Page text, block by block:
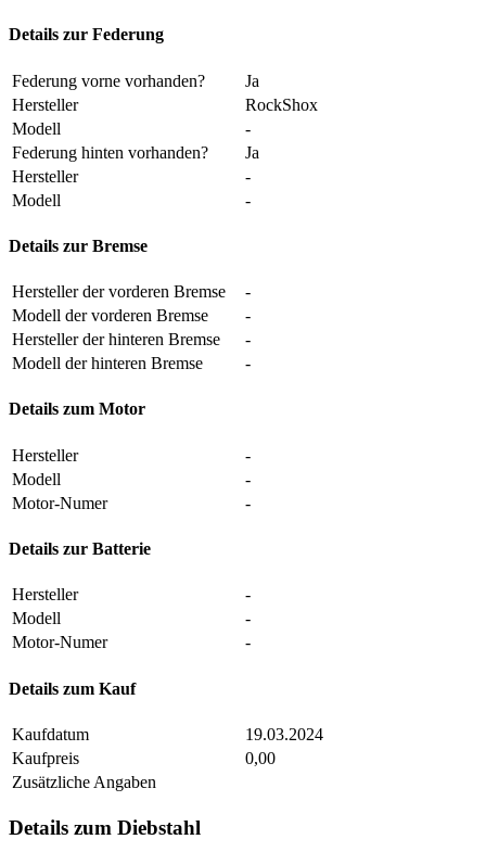
Details zur Federung
Federung vorne vorhanden?
Ja
Hersteller
RockShox
Modell
-
Federung hinten vorhanden?
Ja
Hersteller
-
Modell
-
Details zur Bremse
Hersteller der vorderen Bremse
-
Modell der vorderen Bremse
-
Hersteller der hinteren Bremse
-
Modell der hinteren Bremse
-
Details zum Motor
Hersteller
-
Modell
-
Motor-Numer
-
Details zur Batterie
Hersteller
-
Modell
-
Motor-Numer
-
Details zum Kauf
Kaufdatum
19.03.2024
Kaufpreis
0,00
Zusätzliche Angaben
Details zum Diebstahl